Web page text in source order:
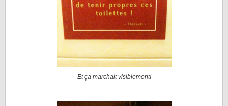
Et ça marchait visiblement!